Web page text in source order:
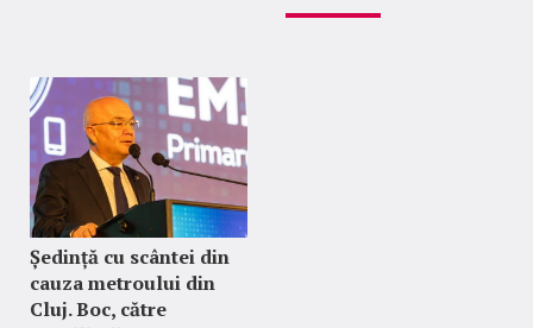
Ședință cu scântei din
cauza metroului din
Cluj. Boc, către